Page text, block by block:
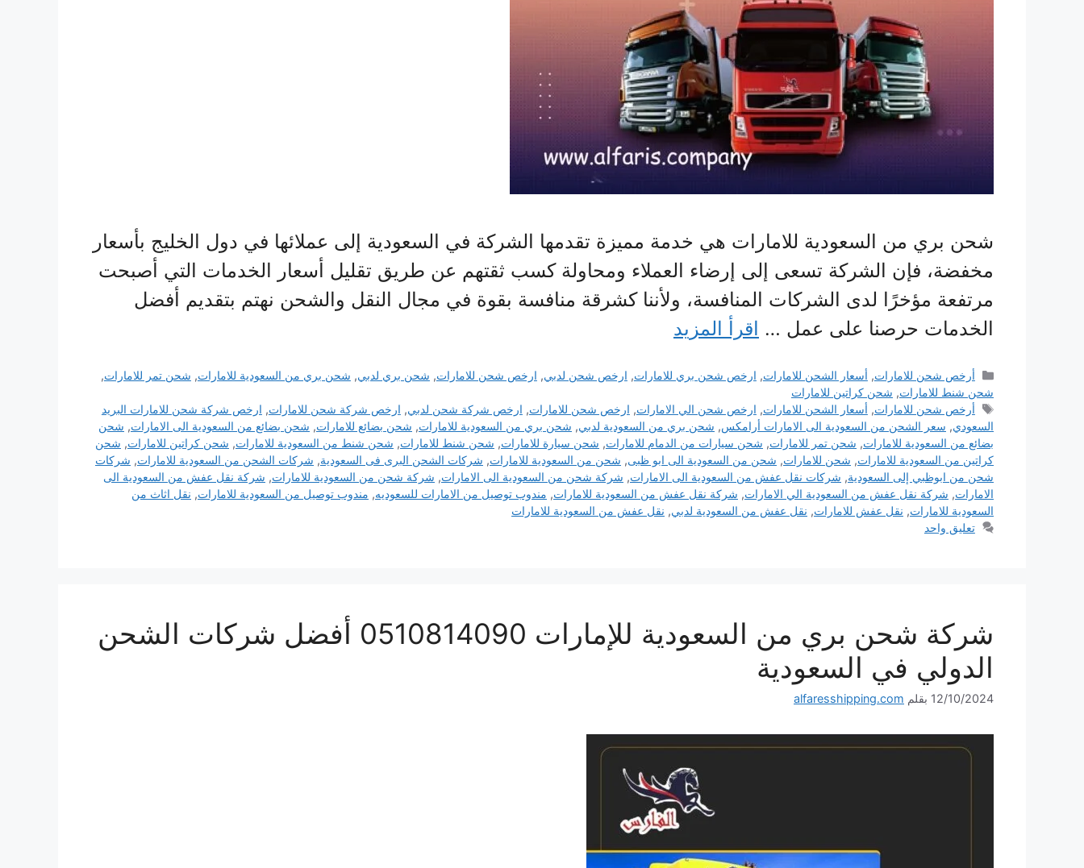
شحن بري من السعودية للامارات هي خدمة مميزة تقدمها الشركة في السعودية إلى عملائها في دول الخليج بأسعار
مخفضة، فإن الشركة تسعى إلى إرضاء العملاء ومحاولة كسب ثقتهم عن طريق تقليل أسعار الخدمات التي أصبحت
مرتفعة مؤخرًا لدى الشركات المنافسة، ولأننا كشرقة منافسة بقوة في مجال النقل والشحن نهتم بتقديم أفضل
الخدمات حرصنا على عمل … اقرأ المزيد
التصنيفات
أرخص شحن للامارات, أسعار الشحن للامارات, ارخص شحن بري للامارات, ارخص شحن لدبي, ارخص شحن للامارات, شحن بري لدبي, شحن بري من السعودية للامارات, شحن تمر للامارات,
شحن شنط للامارات, شحن كراتين للامارات
الوسوم
أرخص شحن للامارات, أسعار الشحن للامارات, ارخص شحن الي الامارات, ارخص شحن للامارات, ارخص شركة شحن لدبي, ارخص شركة شحن للامارات, ارخص شركة شحن للامارات البريد
السعودي, سعر الشحن من السعودية الى الامارات أرامكس, شحن بري من السعودية لدبي, شحن بري من السعودية للامارات, شحن بضائع للامارات, شحن بضائع من السعودية الى الامارات, شحن
بضائع من السعودية للامارات, شحن تمر للامارات, شحن سيارات من الدمام للامارات, شحن سيارة للامارات, شحن شنط للامارات, شحن شنط من السعودية للامارات, شحن كراتين للامارات, شحن
كراتين من السعودية للامارات, شحن للامارات, شحن من السعودية الى ابو ظبى, شحن من السعودية للامارات, شركات الشحن البرى فى السعودية, شركات الشحن من السعودية للامارات, شركات
شحن من ابوظبي إلى السعودية, شركات نقل عفش من السعودية الى الامارات, شركة شحن من السعودية الى الامارات, شركة شحن من السعودية للامارات, شركة نقل عفش من السعودية الى
الامارات, شركة نقل عفش من السعودية الي الامارات, شركة نقل عفش من السعودية للامارات, مندوب توصيل من الامارات للسعوديه, مندوب توصيل من السعودية للامارات, نقل اثاث من
السعودية للامارات, نقل عفش للامارات, نقل عفش من السعودية لدبي, نقل عفش من السعودية للامارات
تعليق واحد
شركة شحن بري من السعودية للإمارات 0510814090 أفضل شركات الشحن
الدولي في السعودية
12/10/2024 بقلم alfaresshipping.com